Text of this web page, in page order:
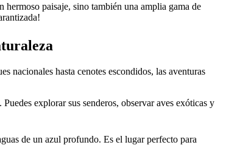
paisaje, sino también una amplia gama de
nacionales hasta cenotes escondidos, las aventuras
explorar sus senderos, observar aves exóticas y
de un azul profundo. Es el lugar perfecto para